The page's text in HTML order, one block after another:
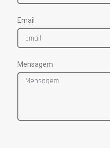
Email
Mensagem